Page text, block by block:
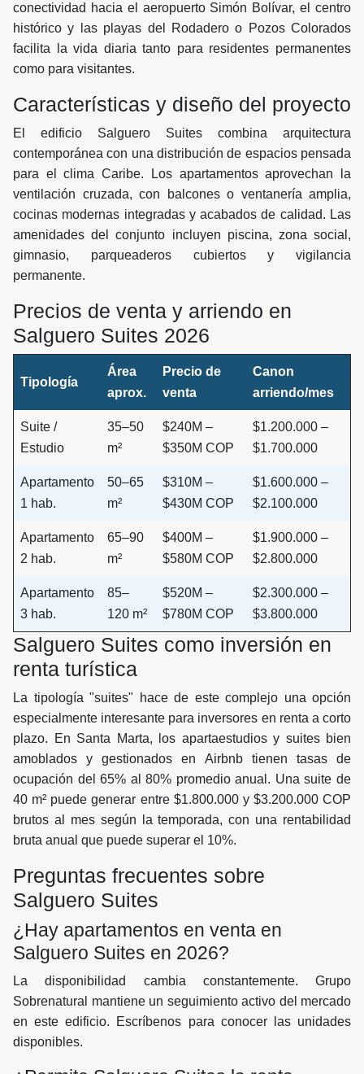
conectividad hacia el aeropuerto Simón Bolívar, el centro
histórico y las playas del Rodadero o Pozos Colorados
facilita la vida diaria tanto para residentes permanentes
como para visitantes.
Características y diseño del proyecto
El edificio Salguero Suites combina arquitectura
contemporánea con una distribución de espacios pensada
para el clima Caribe. Los apartamentos aprovechan la
ventilación cruzada, con balcones o ventanería amplia,
cocinas modernas integradas y acabados de calidad. Las
amenidades del conjunto incluyen piscina, zona social,
gimnasio, parqueaderos cubiertos y vigilancia
permanente.
Precios de venta y arriendo en
Salguero Suites 2026
Tipología
Área
aprox.
Precio de
venta
Canon
arriendo/mes
Suite /
Estudio
35–50
m²
$240M –
$350M COP
$1.200.000 –
$1.700.000
Apartamento
1 hab.
50–65
m²
$310M –
$430M COP
$1.600.000 –
$2.100.000
Apartamento
2 hab.
65–90
m²
$400M –
$580M COP
$1.900.000 –
$2.800.000
Apartamento
3 hab.
85–
120 m²
$520M –
$780M COP
$2.300.000 –
$3.800.000
Salguero Suites como inversión en
renta turística
La tipología "suites" hace de este complejo una opción
especialmente interesante para inversores en renta a corto
plazo. En Santa Marta, los apartaestudios y suites bien
amoblados y gestionados en Airbnb tienen tasas de
ocupación del 65% al 80% promedio anual. Una suite de
40 m² puede generar entre $1.800.000 y $3.200.000 COP
brutos al mes según la temporada, con una rentabilidad
bruta anual que puede superar el 10%.
Preguntas frecuentes sobre
Salguero Suites
¿Hay apartamentos en venta en
Salguero Suites en 2026?
La disponibilidad cambia constantemente. Grupo
Sobrenatural mantiene un seguimiento activo del mercado
en este edificio. Escríbenos para conocer las unidades
disponibles.